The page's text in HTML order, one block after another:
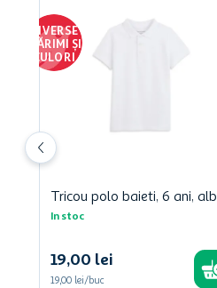
DIVERSE
MĂRIMI ȘI
CULORI
Tricou polo baieti, 6 ani, alb
In stoc
19,00 lei
19,00 lei/buc